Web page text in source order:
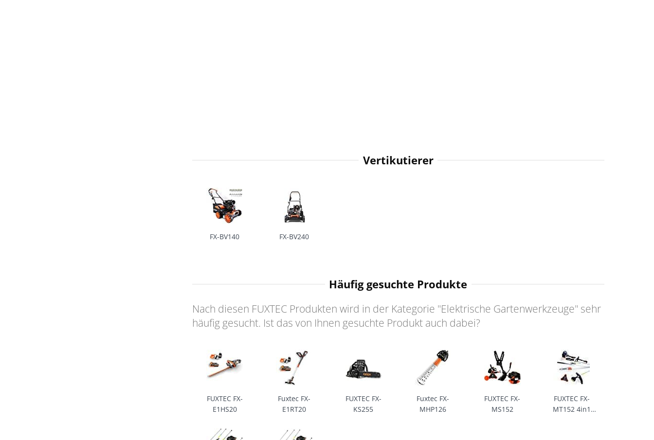
Vertikutierer
FX-BV140 FX-BV240
Häufig gesuchte Produkte
Nach diesen FUXTEC Produkten wird in der Kategorie "Elektrische Gartenwerkzeuge" sehr
häufig gesucht. Ist das von Ihnen gesuchte Produkt auch dabei?
FUXTEC FX-
E1HS20
Fuxtec FX-
E1RT20
FUXTEC FX-
KS255
Fuxtec FX-
MHP126
FUXTEC FX-
MS152
FUXTEC FX-
MT152 4in1